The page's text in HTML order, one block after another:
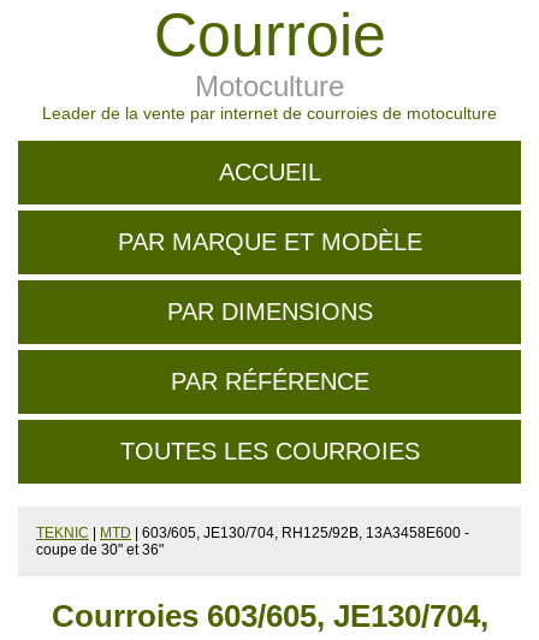
Courroie
Motoculture
Leader de la vente par internet de courroies de motoculture
ACCUEIL
PAR MARQUE ET MODÈLE
PAR DIMENSIONS
PAR RÉFÉRENCE
TOUTES LES COURROIES
TEKNIC MTD | 603/605, JE130/704, RH125/92B, 13A3458E600 -
coupe de 30" et 36"
Courroies 603/605, JE130/704,